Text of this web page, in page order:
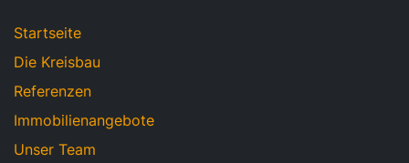
Startseite
Die Kreisbau
Referenzen
Immobilienangebote
Unser Team